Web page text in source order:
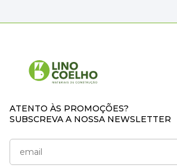
ATENTO ÀS PROMOÇÕES?
SUBSCREVA A NOSSA NEWSLETTER